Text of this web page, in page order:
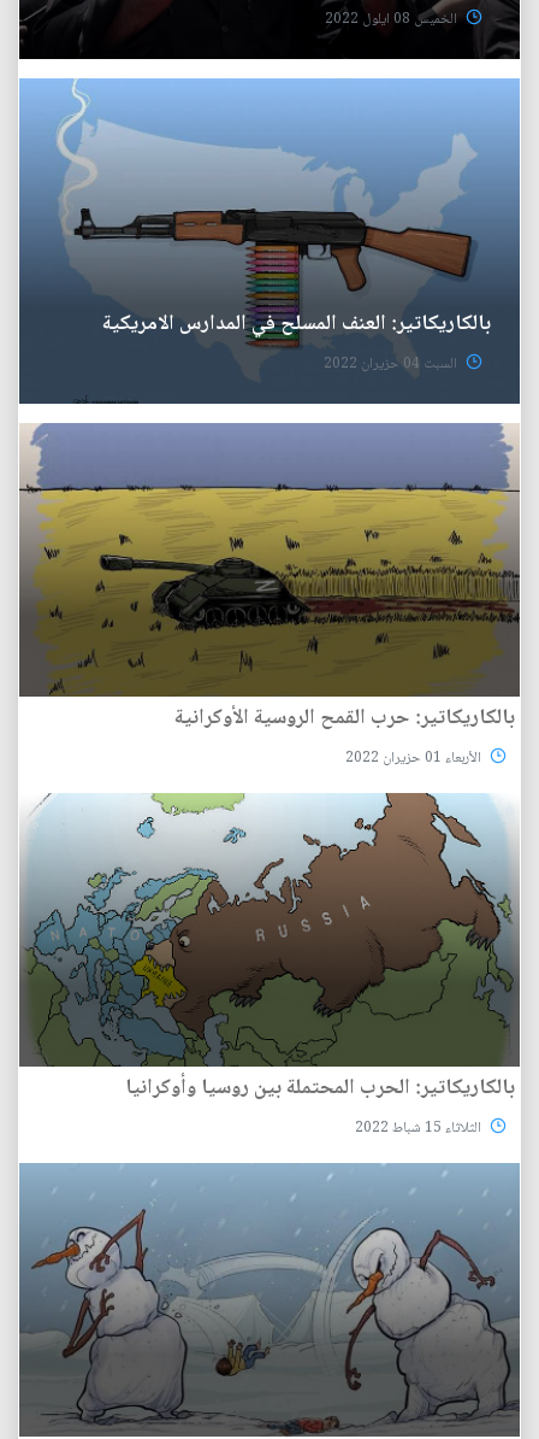
الخميس 08 ايلول 2022
بالكاريكاتير: العنف المسلح في المدارس الامريكية
السبت 04 حزيران 2022
بالكاريكاتير: حرب القمح الروسية الأوكرانية
الأربعاء 01 حزيران 2022
بالكاريكاتير: الحرب المحتملة بين روسيا وأوكرانيا
الثلاثاء 15 شباط 2022